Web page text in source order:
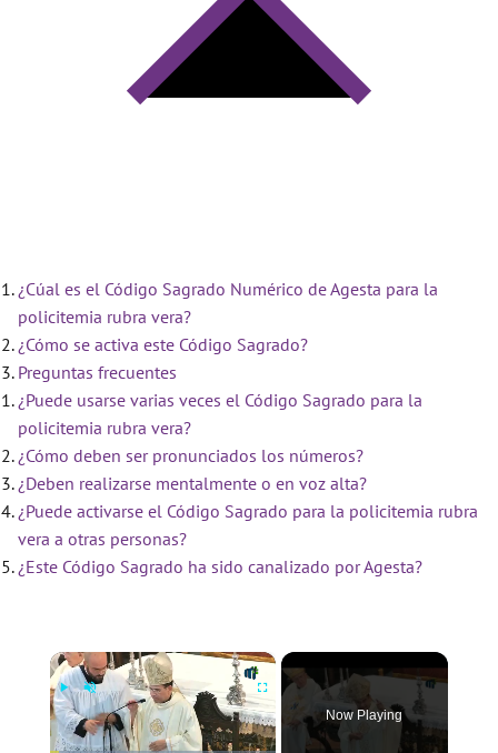
¿Cúal es el Código Sagrado Numérico de Agesta para la
policitemia rubra vera?
¿Cómo se activa este Código Sagrado?
Preguntas frecuentes
¿Puede usarse varias veces el Código Sagrado para la
policitemia rubra vera?
¿Cómo deben ser pronunciados los números?
¿Deben realizarse mentalmente o en voz alta?
¿Puede activarse el Código Sagrado para la policitemia rubra
vera a otras personas?
¿Este Código Sagrado ha sido canalizado por Agesta?
×
Now Playing